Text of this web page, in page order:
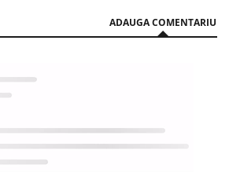
ADAUGA COMENTARIU